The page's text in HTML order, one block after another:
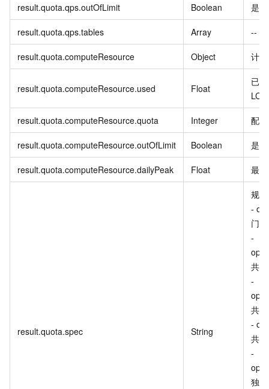
result.quota.qps.outOfLimit Boolean 是
result.quota.qps.tables Array --
result.quota.computeResource Object 计
result.quota.computeResource.used Float
已
result.quota.computeResource.quota Integer 配
result.quota.computeResource.outOfLimit Boolean 是
result.quota.computeResource.dailyPeak Float 最
result.quota.spec String
规
-
门型
-
共
-
共
-
共
-
独